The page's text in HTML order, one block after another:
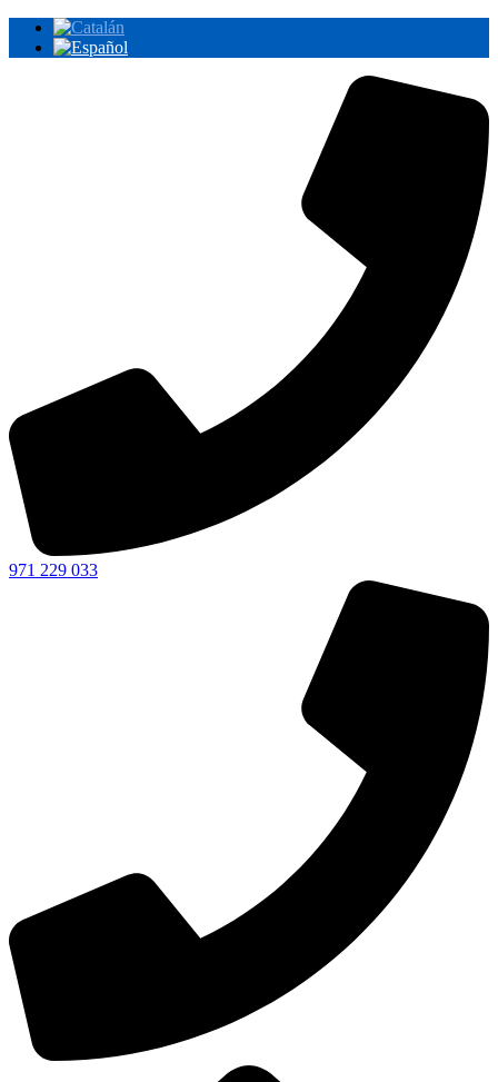
971 229 033